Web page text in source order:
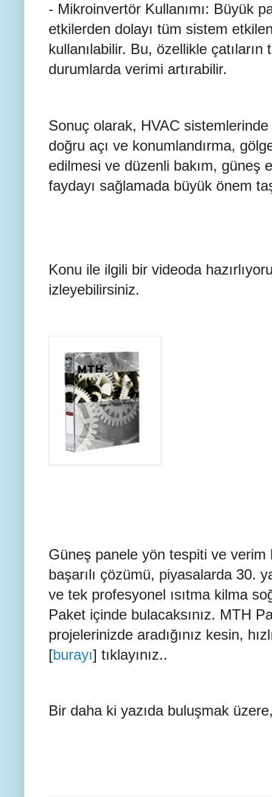
- Mikroinvertör Kullanımı: Büyük
etkilerden dolayı tüm sistem
kullanılabilir. Bu, özellikle çatıların
durumlarda verimi artırabilir.
Sonuç olarak, HVAC
doğru açı ve konumlandırma,
edilmesi ve düzenli bakım, güneş
faydayı sağlamada büyük önem
Konu ile ilgili bir videoda
izleyebilirsiniz.
Güneş panele yön tespiti ve verim
başarılı çözümü, piyasalarda 30.
ve tek profesyonel ısıtma kilma
Paket içinde bulacaksınız. MTH
projelerinizde aradığınız kesin,
[burayı] tıklayınız..
Bir daha ki yazıda buluşmak